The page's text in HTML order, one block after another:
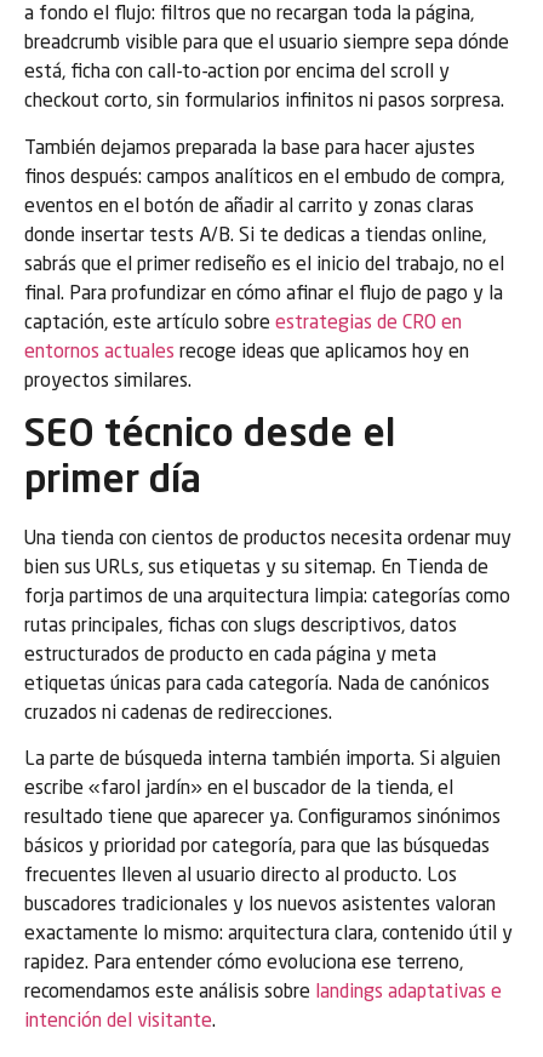
a fondo el flujo: filtros que no recargan toda la página,
breadcrumb visible para que el usuario siempre sepa dónde
está, ficha con call-to-action por encima del scroll y
checkout corto, sin formularios infinitos ni pasos sorpresa.
También dejamos preparada la base para hacer ajustes
finos después: campos analíticos en el embudo de compra,
eventos en el botón de añadir al carrito y zonas claras
donde insertar tests A/B. Si te dedicas a tiendas online,
sabrás que el primer rediseño es el inicio del trabajo, no el
final. Para profundizar en cómo afinar el flujo de pago y la
captación, este artículo sobre estrategias de CRO en
entornos actuales recoge ideas que aplicamos hoy en
proyectos similares.
SEO técnico desde el
primer día
Una tienda con cientos de productos necesita ordenar muy
bien sus URLs, sus etiquetas y su sitemap. En Tienda de
forja partimos de una arquitectura limpia: categorías como
rutas principales, fichas con slugs descriptivos, datos
estructurados de producto en cada página y meta
etiquetas únicas para cada categoría. Nada de canónicos
cruzados ni cadenas de redirecciones.
La parte de búsqueda interna también importa. Si alguien
escribe «farol jardín» en el buscador de la tienda, el
resultado tiene que aparecer ya. Configuramos sinónimos
básicos y prioridad por categoría, para que las búsquedas
frecuentes lleven al usuario directo al producto. Los
buscadores tradicionales y los nuevos asistentes valoran
exactamente lo mismo: arquitectura clara, contenido útil y
rapidez. Para entender cómo evoluciona ese terreno,
recomendamos este análisis sobre landings adaptativas e
intención del visitante.